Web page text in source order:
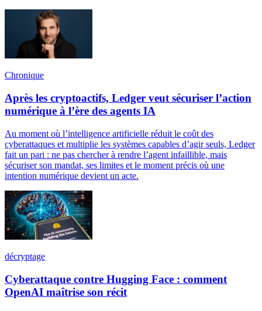
Chronique
Après les cryptoactifs, Ledger veut sécuriser l’action
numérique à l’ère des agents IA
Au moment où l’intelligence artificielle réduit le coût des
cyberattaques et multiplie les systèmes capables d’agir seuls, Ledger
fait un pari : ne pas chercher à rendre l’agent infaillible, mais
sécuriser son mandat, ses limites et le moment précis où une
intention numérique devient un acte.
décryptage
Cyberattaque contre Hugging Face : comment
OpenAI maîtrise son récit